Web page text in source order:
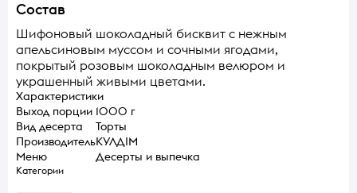
Состав
Шифоновый шоколадный бисквит с нежным
апельсиновым муссом и сочными ягодами,
покрытый розовым шоколадным велюром и
украшенный живыми цветами.
Характеристики
Выход порции 1000 г
Вид десерта
Торты
ПроизводительКУЛДІМ
Меню
Десерты и выпечка
Категории